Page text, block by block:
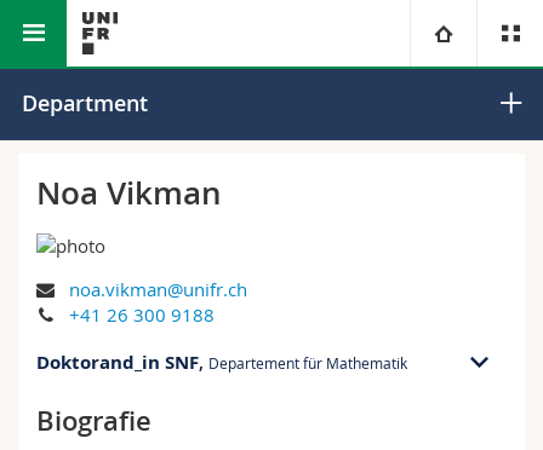
Universität
Campus
Forschung
Universität
Weiterbildung
Rechtswissenschaftliche Fak.
Wirtschafts- und Sozialwissenschaftliche Fak.
Philosophische Fak.
Informationen für
Studieninteressierte
Studierende
Medien
Ressourcen
Personenverzeichnis
Ortsplan
Math.-Nat. und Med. Fakultät Departement für Mathematik
Department
Noa Vikman
noa.vikman@unifr.ch
+41 26 300 9188
Doktorand_in SNF, Departement für Mathematik
+41 26 300 9188
Biografie